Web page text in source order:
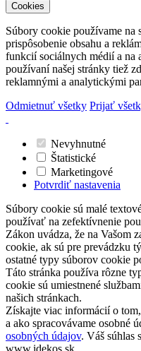
Cookies
Súbory cookie používame na
prispôsobenie obsahu a
funkcií sociálnych médií a na
používaní našej stránky tiež
reklamnými a analytickými
Odmietnuť všetky Prijať
Nevyhnutné
Štatistické
Marketingové
Potvrdiť nastavenia
Súbory cookie sú malé
používať na zefektívnenie
Zákon uvádza, že na Vašom
cookie, ak sú pre prevádzku
ostatné typy súborov cookie
Táto stránka používa rôzne
cookie sú umiestnené
našich stránkach.
Získajte viac informácií o
a ako spracovávame osobné
osobných údajov. Váš súhlas